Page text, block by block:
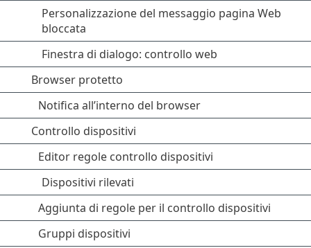
Personalizzazione del messaggio pagina Web
bloccata
Finestra di dialogo: controllo web
Browser protetto
Notifica all’interno del browser
Controllo dispositivi
Editor regole controllo dispositivi
Dispositivi rilevati
Aggiunta di regole per il controllo dispositivi
Gruppi dispositivi